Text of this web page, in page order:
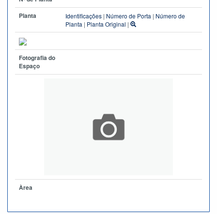
Planta
Identificações | Número de Porta | Número de
Planta | Planta Original |
Fotografia do
Espaço
Àrea